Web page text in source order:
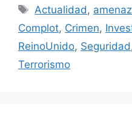
Etiquetas
Actualidad ,
Complot, Crimen,
ReinoUnido, Seguridad
Terrorismo